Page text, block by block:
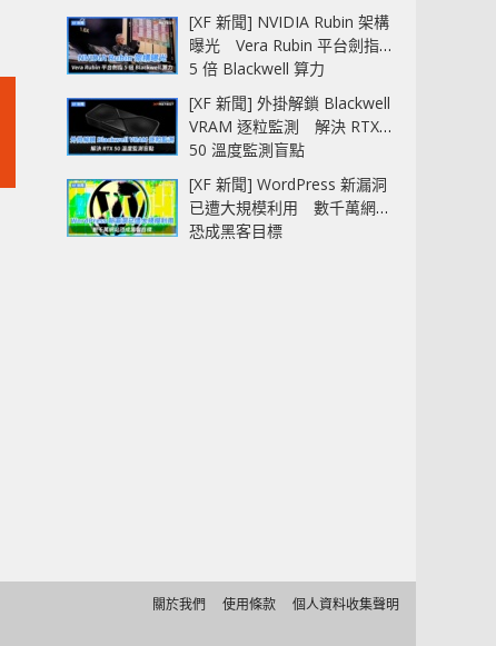
[XF 新聞] NVIDIA Rubin 架構
曝光 Vera Rubin 平台劍指
5 倍 Blackwell 算力
[XF 新聞] 外掛解鎖 Blackwell
VRAM 逐粒監測 解決 RTX
50 溫度監測盲點
[XF 新聞] WordPress 新漏洞
已遭大規模利用 數千萬網站
恐成黑客目標
關於我們 使用條款 個人資料收集聲明